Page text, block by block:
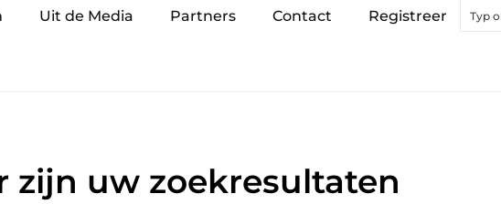
Uit de Media Partners Contact Registreer
zijn uw zoekresultaten